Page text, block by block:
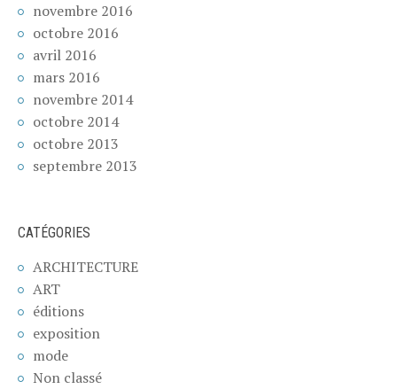
novembre 2016
octobre 2016
avril 2016
mars 2016
novembre 2014
octobre 2014
octobre 2013
septembre 2013
CATÉGORIES
ARCHITECTURE
ART
éditions
exposition
mode
Non classé